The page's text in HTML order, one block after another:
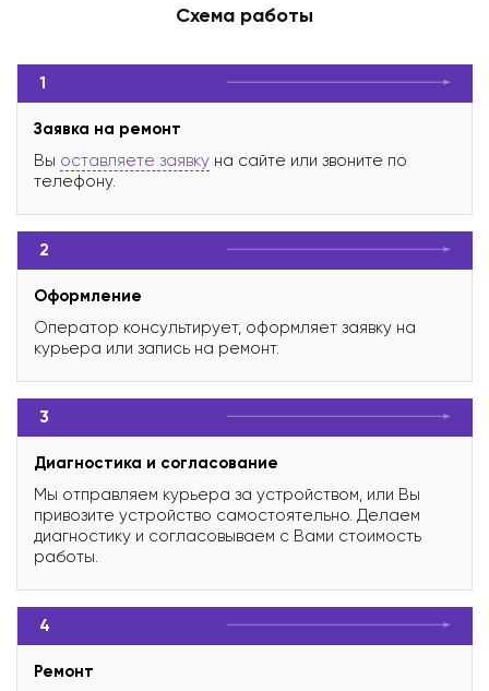
Схема работы
1
Заявка на ремонт
Вы оставляете заявку на сайте или звоните по
телефону.
2
Оформление
Оператор консультирует, оформляет заявку на
курьера или запись на ремонт.
3
Диагностика и согласование
Мы отправляем курьера за устройством, или Вы
привозите устройство самостоятельно. Делаем
диагностику и согласовываем с Вами стоимость
работы.
4
Ремонт